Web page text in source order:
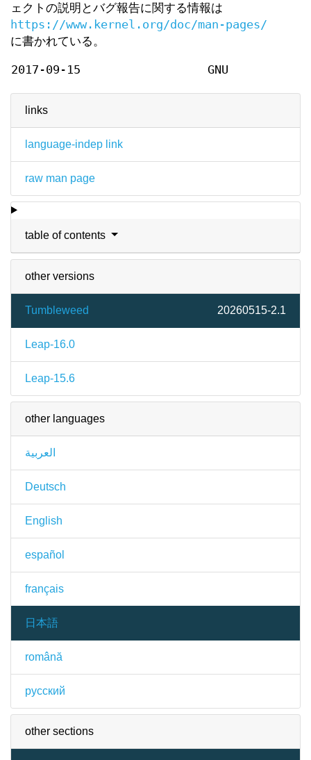
links
language-indep link
raw man page
table of contents
other versions
Tumbleweed 20260515-2.1
Leap-16.0
Leap-15.6
other languages
العربية
Deutsch
English
español
français
日本語
română
русский
other sections
ェクトの説明とバグ報告に関する情報は
https://www.kernel.org/doc/man-pages/
に書かれている。
2017-09-15 GNU